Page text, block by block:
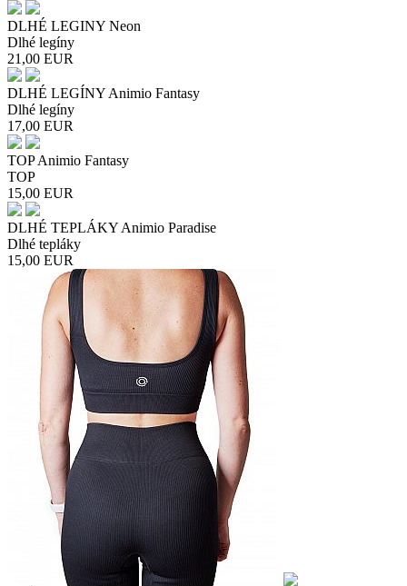
DLHÉ LEGINY Neon
Dlhé legíny
21,00 EUR
DLHÉ LEGÍNY Animio Fantasy
Dlhé legíny
17,00 EUR
TOP Animio Fantasy
TOP
15,00 EUR
DLHÉ TEPLÁKY Animio Paradise
Dlhé tepláky
15,00 EUR